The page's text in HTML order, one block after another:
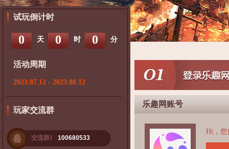
试玩倒计时
0 天 0 时 0 分
活动周期
2023.07.12 - 2023.08.12
玩家交流群
交流群1 100680533
乐趣网账号
Hi，您